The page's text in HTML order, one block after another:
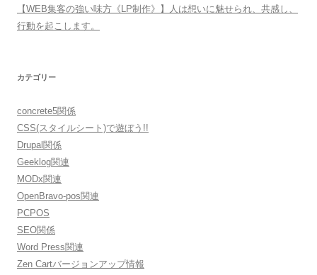
【WEB集客の強い味方《LP制作》】人は想いに魅せられ、共感し、
行動を起こします。
カテゴリー
concrete5関係
CSS(スタイルシート)で遊ぼう!!
Drupal関係
Geeklog関連
MODx関連
OpenBravo-pos関連
PCPOS
SEO関係
Word Press関連
Zen Cartバージョンアップ情報